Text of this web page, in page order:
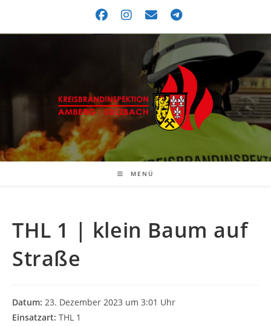
MENÜ
THL 1 | klein Baum auf
Straße
Datum: 23. Dezember 2023 um 3:01 Uhr
Einsatzart: THL 1